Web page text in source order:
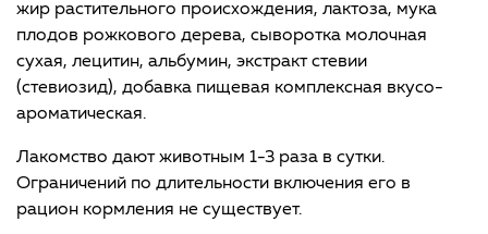
жир растительного происхождения, лактоза, мука
плодов рожкового дерева, сыворотка молочная
сухая, лецитин, альбумин, экстракт стевии
(стевиозид), добавка пищевая комплексная вкусо-
ароматическая.
Лакомство дают животным 1-3 раза в сутки.
Ограничений по длительности включения его в
рацион кормления не существует.